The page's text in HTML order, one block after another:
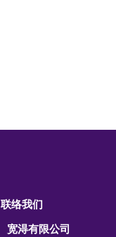
联络我们
宽淂有限公司